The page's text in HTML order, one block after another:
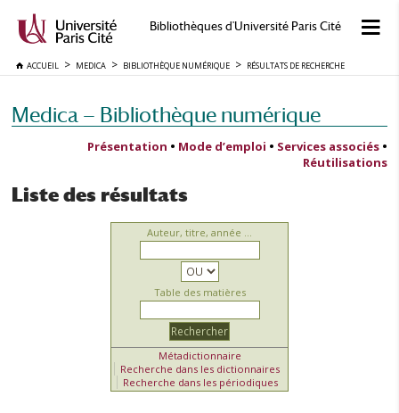
Bibliothèques d'Université Paris Cité
ACCUEIL MEDICA BIBLIOTHÈQUE NUMÉRIQUE RÉSULTATS DE RECHERCHE
Medica — Bibliothèque numérique
Présentation • Mode d’emploi • Services associés •
Réutilisations
Liste des résultats
Auteur, titre, année ...
Table des matières
Métadictionnaire
Recherche dans les dictionnaires
Recherche dans les périodiques